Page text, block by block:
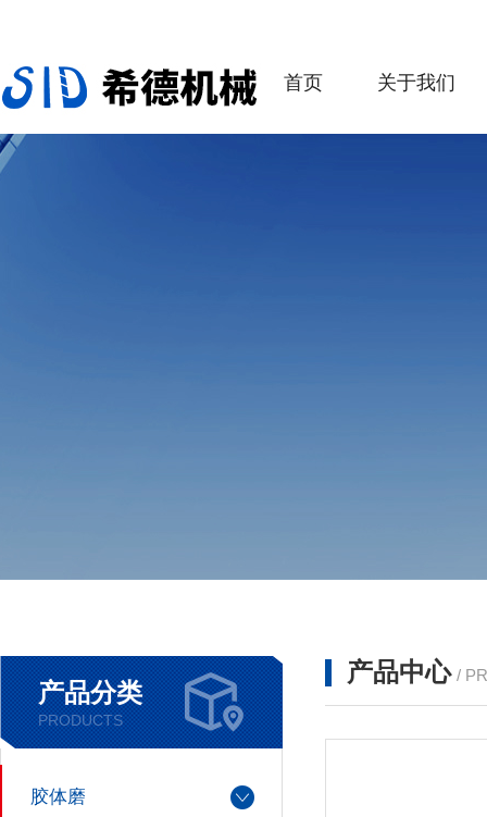
首页 关于我们
产品分类
PRODUCTS
胶体磨
产品中心 /